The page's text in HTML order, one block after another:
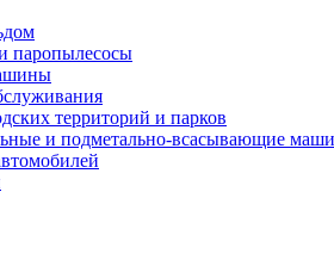
паропылесосы
территорий и парков
и подметально-всасывающие